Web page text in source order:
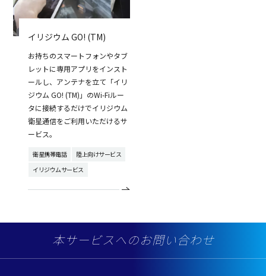
イリジウム GO! (TM)
お持ちのスマートフォンやタブ
レットに専用アプリをインスト
ールし、アンテナを立て「イリ
ジウム GO! (TM)」のWi-Fiルー
タに接続するだけでイリジウム
衛星通信をご利用いただけるサ
ービス。
衛星携帯電話
陸上向けサービス
イリジウムサービス
本サービスへのお問い合わせ